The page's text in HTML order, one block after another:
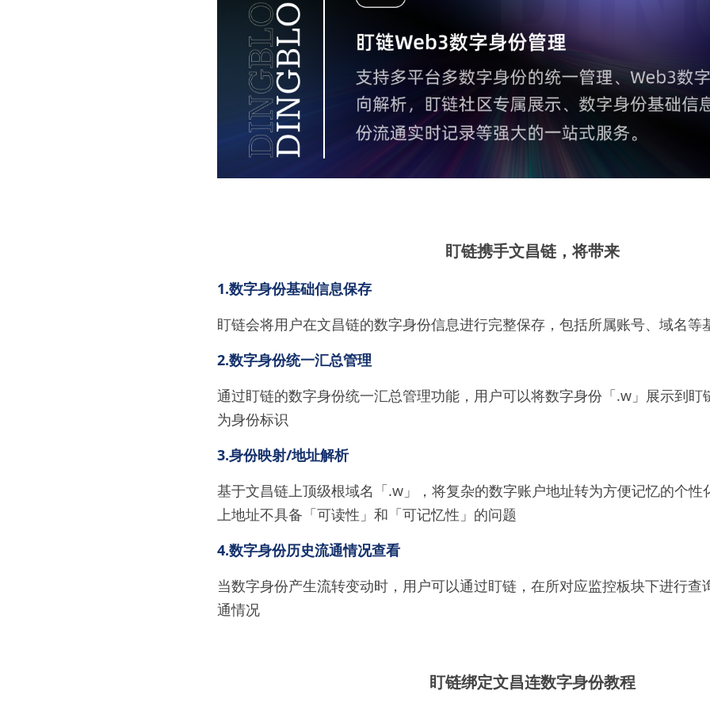
盯链携手文昌链，将带来
1.数字身份基础信息保存
盯链会将用户在文昌链的数字身份信息进行完整保存，包括所属账号、域名等
2.数字身份统一汇总管理
通过盯链的数字身份统一汇总管理功能，用户可以将数字身份「.w」展示到盯
为身份标识
3.身份映射/地址解析
基于文昌链上顶级根域名「.w」，将复杂的数字账户地址转为方便记忆的个性
上地址不具备「可读性」和「可记忆性」的问题
4.数字身份历史流通情况查看
当数字身份产生流转变动时，用户可以通过盯链，在所对应监控板块下进行查
通情况
盯链绑定文昌连数字身份教程